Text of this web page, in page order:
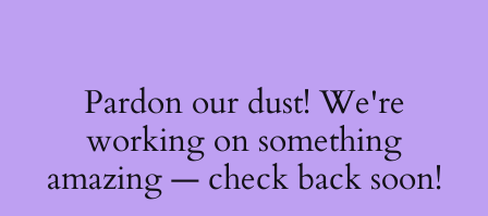
Pardon our dust! We're
working on something
amazing — check back soon!